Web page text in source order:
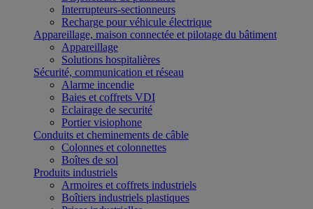
Interrupteurs-sectionneurs
Recharge pour véhicule électrique
Appareillage, maison connectée et pilotage du bâtiment
Appareillage
Solutions hospitalières
Sécurité, communication et réseau
Alarme incendie
Baies et coffrets VDI
Eclairage de securité
Portier visiophone
Conduits et cheminements de câble
Colonnes et colonnettes
Boîtes de sol
Produits industriels
Armoires et coffrets industriels
Boîtiers industriels plastiques